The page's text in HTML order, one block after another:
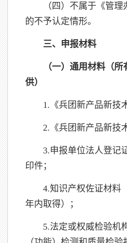
（四）不属于《管
的不予认定情形。
三、申报材料
（一）通用材料（
供）
1.《兵团新产品新技
2.《兵团新产品新技
3.申报单位法人登记
印件；
4.知识产权佐证材料
年内取得）；
5.法定或权威检验机